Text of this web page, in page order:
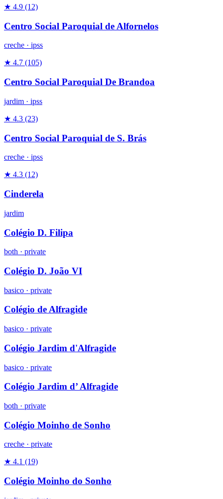
★ 4.9 (12)
Centro Social Paroquial de Alfornelos
creche · ipss
★ 4.7 (105)
Centro Social Paroquial De Brandoa
jardim · ipss
★ 4.3 (23)
Centro Social Paroquial de S. Brás
creche · ipss
★ 4.3 (12)
Cinderela
jardim
Colégio D. Filipa
both · private
Colégio D. João VI
basico · private
Colégio de Alfragide
basico · private
Colégio Jardim d'Alfragide
basico · private
Colégio Jardim d’ Alfragide
both · private
Colégio Moinho de Sonho
creche · private
★ 4.1 (19)
Colégio Moinho do Sonho